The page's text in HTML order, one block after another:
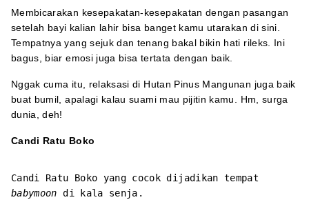
Membicarakan kesepakatan-kesepakatan dengan pasangan
setelah bayi kalian lahir bisa banget kamu utarakan di sini.
Tempatnya yang sejuk dan tenang bakal bikin hati rileks. Ini
bagus, biar emosi juga bisa tertata dengan baik.
Nggak cuma itu, relaksasi di Hutan Pinus Mangunan juga baik
buat bumil, apalagi kalau suami mau pijitin kamu. Hm, surga
dunia, deh!
Candi Ratu Boko
Candi Ratu Boko yang cocok dijadikan tempat
babymoondi kala senja.